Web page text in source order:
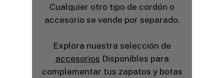
Cualquier otro tipo de cordón o
accesorio se vende por separado.
Explora nuestra selección de
accesorios Disponibles para
complementar tus zapatos y botas